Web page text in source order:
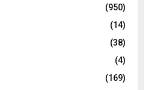
(950)
(14)
(38)
(4)
(169)